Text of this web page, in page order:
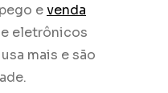
evenda
eletrônicos
mais e são